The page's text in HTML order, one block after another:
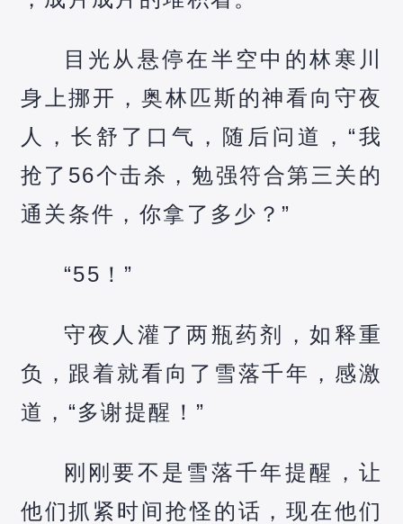
目光从悬停在半空中的林寒川
身上挪开，奥林匹斯的神看向守夜
人，长舒了口气，随后问道，“我
抢了56个击杀，勉强符合第三关的
通关条件，你拿了多少？”
“55！”
守夜人灌了两瓶药剂，如释重
负，跟着就看向了雪落千年，感激
道，“多谢提醒！”
刚刚要不是雪落千年提醒，让
他们抓紧时间抢怪的话，现在他们